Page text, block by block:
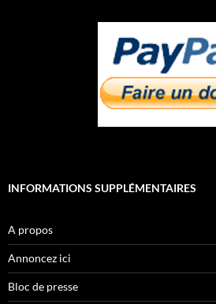
INFORMATIONS SUPPLÉMENTAIRES
A propos
Annoncez ici
Bloc de presse